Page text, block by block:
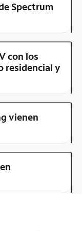
Spectrum
con los
residencial y
vienen